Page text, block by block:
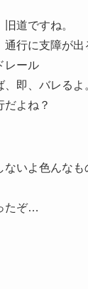
道ですね。
行に支障が出
レール
即、バレるよ
だよね？
いよ色んなも
たぞ…